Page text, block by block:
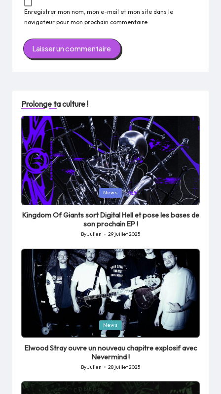
Enregistrer mon nom, mon e-mail et mon site dans le
navigateur pour mon prochain commentaire.
Prolonge ta culture !
Posted
in
News
Kingdom Of Giants sort Digital Hell et pose les bases de
son prochain EP !
Posted
ByJulien 29 juillet 2025
Posted
News
Elwood Stray ouvre un nouveau chapitre explosif avec
Nevermind !
Posted
by
ByJulien 28 juillet 2025